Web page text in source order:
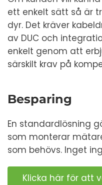
ett enkelt sätt så är
dyr. Det kräver
av DUC och
enkelt genom att
särskilt krav på
Besparing
En standardlösning
som monterar
som behövs. Inget
Klicka här för att